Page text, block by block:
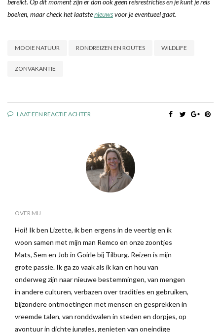
bereikt. Op dit moment zijn er dan ook geen reisrestricties en je kunt je reis
boeken, maar check het laatstenieuwsvoor je eventueel gaat.
MOOIE NATUUR RONDREIZEN EN ROUTES WILDLIFE
ZONVAKANTIE
LAAT EEN REACTIE ACHTER
OVER MIJ
Hoi! Ik ben Lizette, ik ben ergens in de veertig en ik
woon samen met mijn man Remco en onze zoontjes
Mats, Sem en Job in Goirle bij Tilburg. Reizen is mijn
grote passie. Ik ga zo vaak als ik kan en hou van
onderweg zijn naar nieuwe bestemmingen, van mengen
in andere culturen, verbazen over tradities en gebruiken,
bijzondere ontmoetingen met mensen en gesprekken in
vreemde talen, van ronddwalen in steden en dorpjes, op
avontuur in dichte jungles, genieten van oneindige